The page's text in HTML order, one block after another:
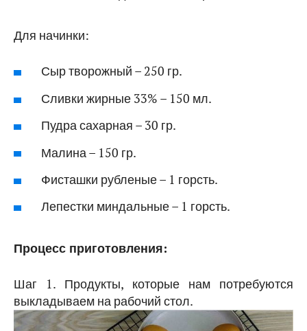
Для начинки:
Сыр творожный – 250 гр.
Сливки жирные 33% – 150 мл.
Пудра сахарная – 30 гр.
Малина – 150 гр.
Фисташки рубленые – 1 горсть.
Лепестки миндальные – 1 горсть.
Процесс приготовления:
Шаг 1. Продукты, которые нам потребуются
выкладываем на рабочий стол.